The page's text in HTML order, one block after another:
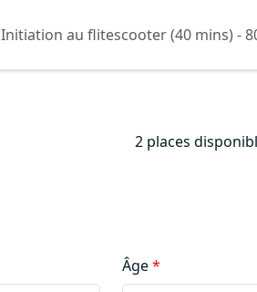
Initiation au flitescooter (40 mins) -
2 places
Âge